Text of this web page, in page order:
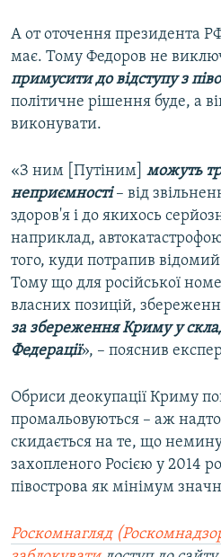
А от оточення президента
має. Тому Федоров не
примусити до відступу з
політичне рішення буде, а
виконувати.
«З ним [Путіним] можуть
неприємності– від
здоров'я і до якихось
наприклад,
того, куди потрапив відомий
Тому що для російської
власних позицій,
за збереження Криму у
Федерації», – пояснив
Обриси деокупації Криму
промальовуються – аж
скидається на те, що
захопленого Росією у 2014
півострова як мінімум
Роскомнагляд